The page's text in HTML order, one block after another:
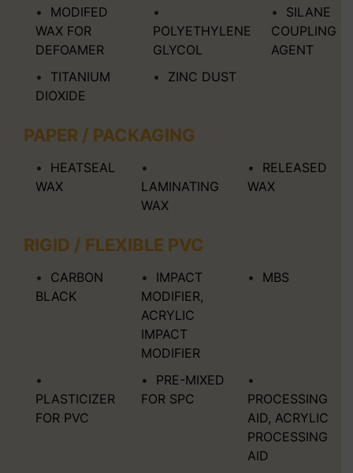
MODIFED
WAX FOR
DEFOAMER
POLYETHYLENE
GLYCOL
SILANE
COUPLING
AGENT
TITANIUM
DIOXIDE
ZINC DUST
PAPER / PACKAGING
HEATSEAL
WAX
LAMINATING
WAX
RELEASED
WAX
RIGID / FLEXIBLE PVC
CARBON
BLACK
IMPACT
MODIFIER,
ACRYLIC
IMPACT
MODIFIER
MBS
PLASTICIZER
FOR PVC
PRE-MIXED
FOR SPC
PROCESSING
AID, ACRYLIC
PROCESSING
AID